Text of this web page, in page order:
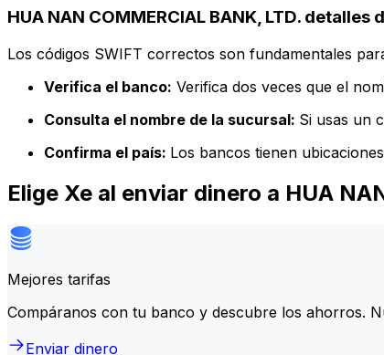
HUA NAN COMMERCIAL BANK, LTD. detalles
Los códigos SWIFT correctos son fundamentales
Verifica el banco: Verifica dos veces que el
Consulta el nombre de la sucursal: Si usas un
Confirma el país: Los bancos tienen
Elige Xe al enviar dinero a HUA
Mejores tarifas
Compáranos con tu banco y descubre los ahorros.
Enviar dinero